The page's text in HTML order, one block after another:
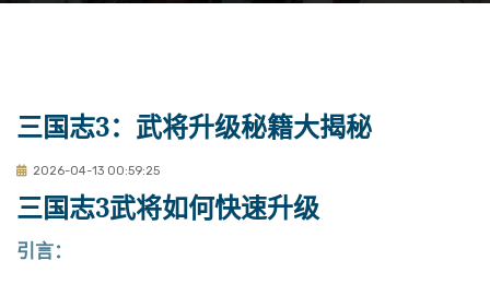
三国志3：武将升级秘籍大揭秘
2026-04-13 00:59:25
三国志3武将如何快速升级
引言：